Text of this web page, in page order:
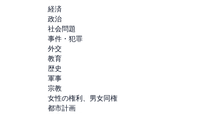
経済
政治
社会問題
事件・犯罪
外交
教育
歴史
軍事
宗教
女性の権利、男女同権
都市計画